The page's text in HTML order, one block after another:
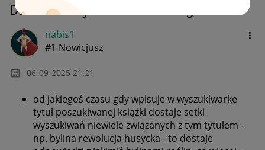
Działanie wyszukiwarki Allegro
nabis1
#1 Nowicjusz
‎06-09-2025 21:21
od jakiegoś czasu gdy wpisuje w wyszukiwarkę
tytuł poszukiwanej książki dostaje setki
wyszukiwań niewiele związanych z tym tytułem -
np. bylina rewolucja husycka - to dostaje